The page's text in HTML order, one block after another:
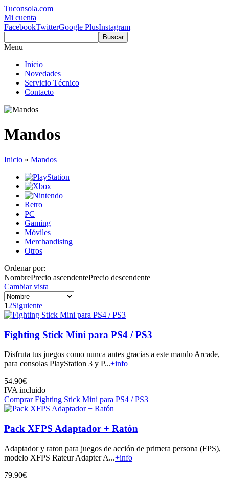
Tuconsola.com
Mi cuenta
FacebookTwitterGoogle PlusInstagram
Buscar
Menu
Inicio
Novedades
Servicio Técnico
Contacto
Mandos
Inicio » Mandos
Retro
PC
Gaming
Móviles
Merchandising
Otros
Ordenar por:
NombrePrecio ascendentePrecio descendente
Cambiar vista
12Siguiente
Fighting Stick Mini para PS4 / PS3
Disfruta tus juegos como nunca antes gracias a este mando Arcade,
para consolas PlayStation 3 y P...+info
54.90€
IVA incluido
Comprar Fighting Stick Mini para PS4 / PS3
Pack XFPS Adaptador + Ratón
Adaptador y raton para juegos de acción de primera persona (FPS),
modelo XFPS Rateur Adapter A...+info
79.90€